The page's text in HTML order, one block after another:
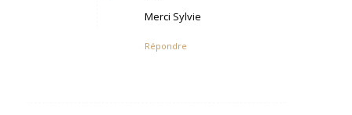
Merci Sylvie
Répondre